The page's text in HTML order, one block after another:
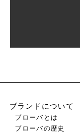
ブランドについて
ブローバとは
ブローバの歴史